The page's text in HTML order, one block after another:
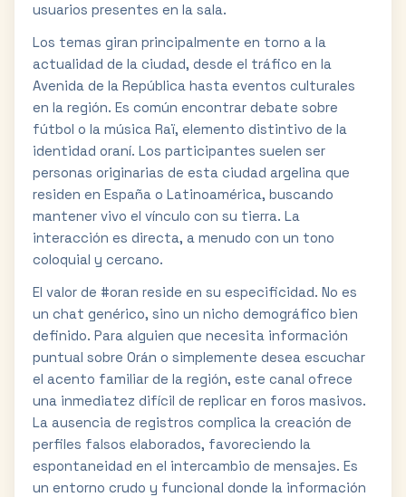
usuarios presentes en la sala.
Los temas giran principalmente en torno a la
actualidad de la ciudad, desde el tráfico en la
Avenida de la República hasta eventos culturales
en la región. Es común encontrar debate sobre
fútbol o la música Raï, elemento distintivo de la
identidad oraní. Los participantes suelen ser
personas originarias de esta ciudad argelina que
residen en España o Latinoamérica, buscando
mantener vivo el vínculo con su tierra. La
interacción es directa, a menudo con un tono
coloquial y cercano.
El valor de #oran reside en su especificidad. No es
un chat genérico, sino un nicho demográfico bien
definido. Para alguien que necesita información
puntual sobre Orán o simplemente desea escuchar
el acento familiar de la región, este canal ofrece
una inmediatez difícil de replicar en foros masivos.
La ausencia de registros complica la creación de
perfiles falsos elaborados, favoreciendo la
espontaneidad en el intercambio de mensajes. Es
un entorno crudo y funcional donde la información